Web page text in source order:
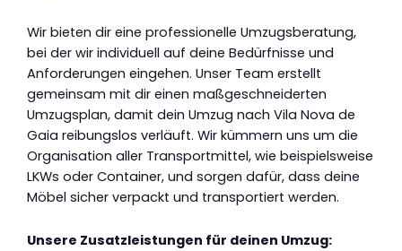
Wir bieten dir eine professionelle Umzugsberatung,
bei der wir individuell auf deine Bedürfnisse und
Anforderungen eingehen. Unser Team erstellt
gemeinsam mit dir einen maßgeschneiderten
Umzugsplan, damit dein Umzug nach Vila Nova de
Gaia reibungslos verläuft. Wir kümmern uns um die
Organisation aller Transportmittel, wie beispielsweise
LKWs oder Container, und sorgen dafür, dass deine
Möbel sicher verpackt und transportiert werden.
Unsere Zusatzleistungen für deinen Umzug: